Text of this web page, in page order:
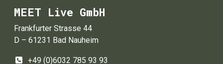
MEET Live GmbH
Frankfurter Strasse 44
D – 61231 Bad Nauheim
+49 (0)6032 785 93 93